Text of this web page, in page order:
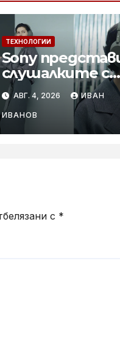
ТЕХНОЛОГИИ
Sony
слушалките с
WH-1000XM6 в
цвят „Olive
АВГ. 4, 2026 ИВАН
ИВАНОВ
с *